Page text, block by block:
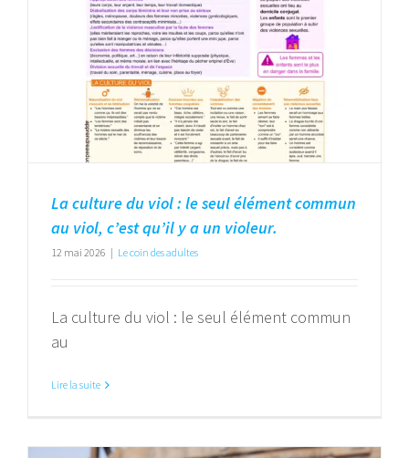
La culture du viol : le seul élément commun
au viol, c’est qu’il y a un violeur.
12 mai 2026 | Le coin des adultes
La culture du viol : le seul élément commun
au
Lire la suite